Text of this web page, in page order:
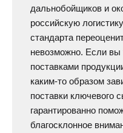
дальнобойщиков и
российскую
стандарта
невозможно. Если вы
поставками
каким-то образом
поставки ключевого
гарантированно
благосклонное